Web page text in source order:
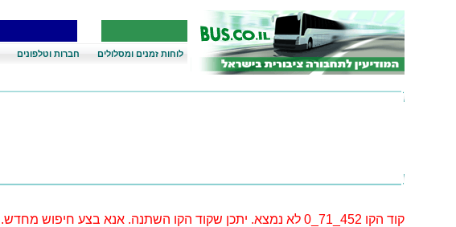
לוחות זמנים ומסלולים חברות וטלפונים
קוד הקו 452_71_0 לא נמצא. יתכן שקוד הקו השתנה. אנא בצע חיפוש מחדש.